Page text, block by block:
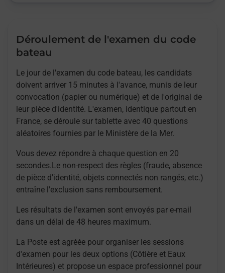
Déroulement de l'examen du code
bateau
Le jour de l'examen du code bateau, les candidats
doivent arriver 15 minutes à l'avance, munis de leur
convocation (papier ou numérique) et de l'original de
leur pièce d'identité. L'examen, identique partout en
France, se déroule sur tablette avec 40 questions
aléatoires fournies par le Ministère de la Mer.
Vous devez répondre à chaque question en 20
secondes.Le non-respect des règles (fraude, absence
de pièce d'identité, objets connectés non rangés, etc.)
entraîne l'exclusion sans remboursement.
Les résultats de l'examen sont envoyés par e-mail
dans un délai de 48 heures maximum.
La Poste est agréée pour organiser les sessions
d'examen pour les deux options (Côtière et Eaux
Intérieures) et propose un espace professionnel pour